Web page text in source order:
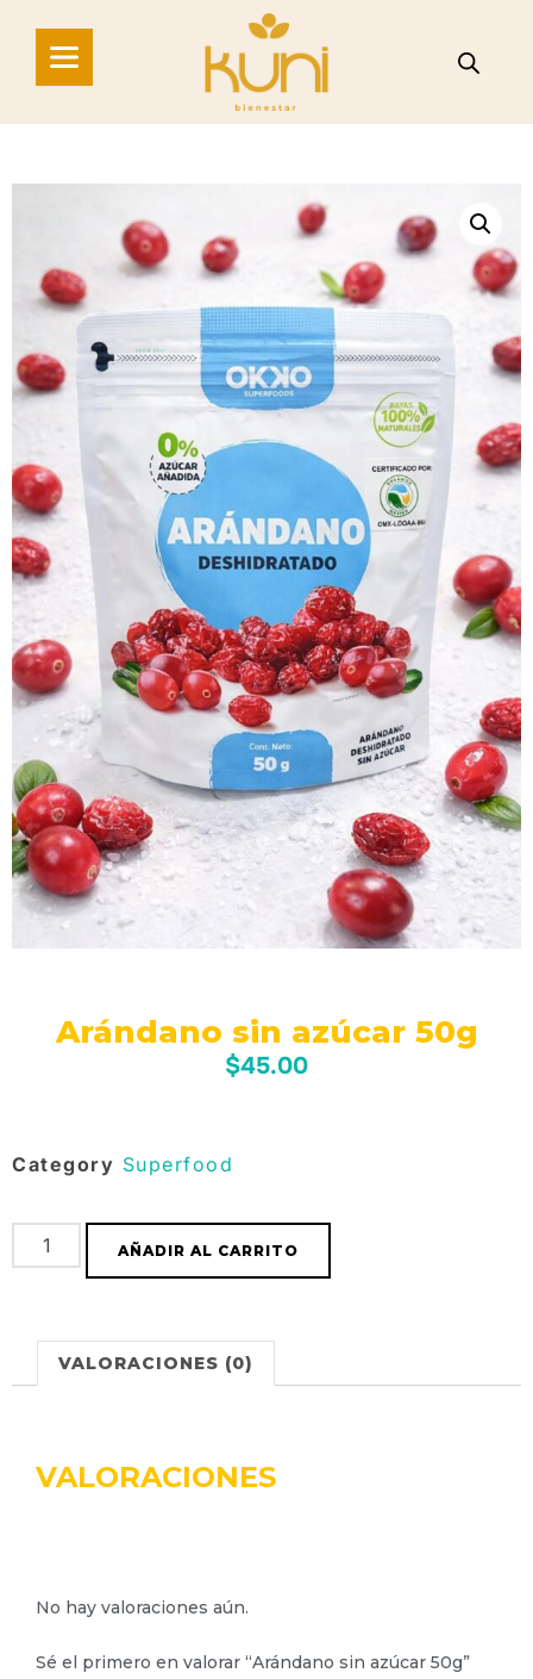
Arándano sin azúcar 50g
$45.00
Category Superfood
AÑADIR AL CARRITO
VALORACIONES (0)
VALORACIONES
No hay valoraciones aún.
Sé el primero en valorar “Arándano sin azúcar 50g”